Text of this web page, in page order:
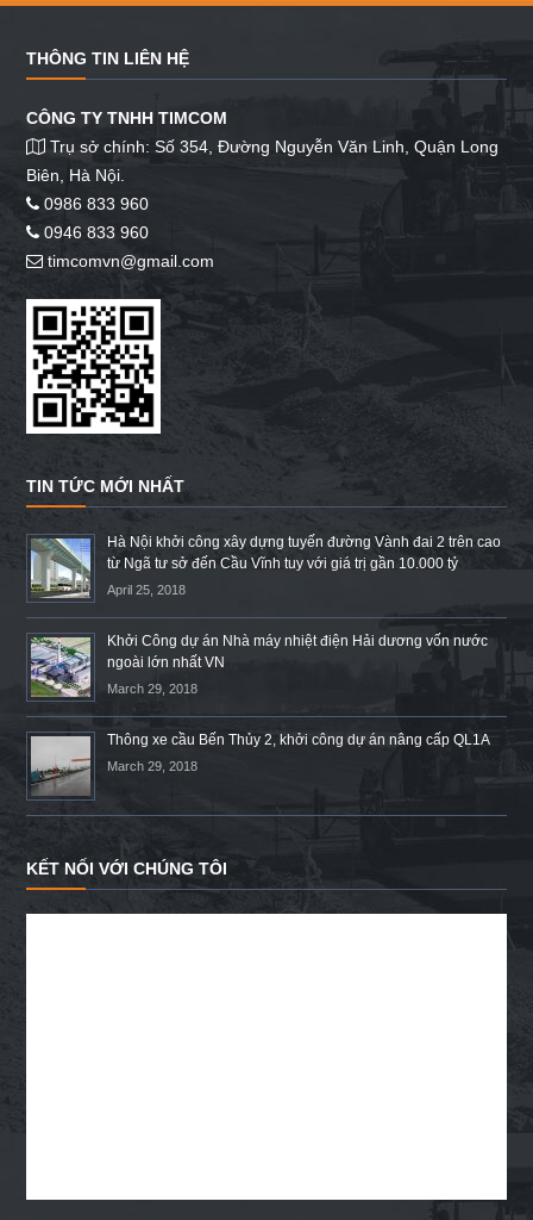
THÔNG TIN LIÊN HỆ
CÔNG TY TNHH TIMCOM
Trụ sở chính: Số 354, Đường Nguyễn Văn Linh, Quận Long
Biên, Hà Nội.
0986 833 960
0946 833 960
timcomvn@gmail.com
TIN TỨC MỚI NHẤT
Hà Nội khởi công xây dựng tuyến đường Vành đai 2 trên cao
từ Ngã tư sở đến Cầu Vĩnh tuy với giá trị gần 10.000 tỷ
April 25, 2018
Khởi Công dự án Nhà máy nhiệt điện Hải dương vốn nước
ngoài lớn nhất VN
March 29, 2018
Thông xe cầu Bến Thủy 2, khởi công dự án nâng cấp QL1A
March 29, 2018
KẾT NỐI VỚI CHÚNG TÔI